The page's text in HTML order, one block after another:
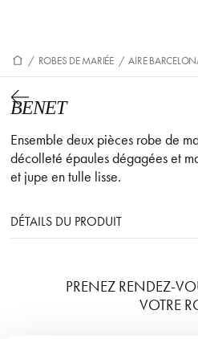
/ ROBES DE MARIÉE / AIRE
BENET
Ensemble deux pièces robe de
décolleté épaules dégagées et
et jupe en tulle lisse.
DÉTAILS DU PRODUIT
PRENEZ RENDEZ-
VOTRE